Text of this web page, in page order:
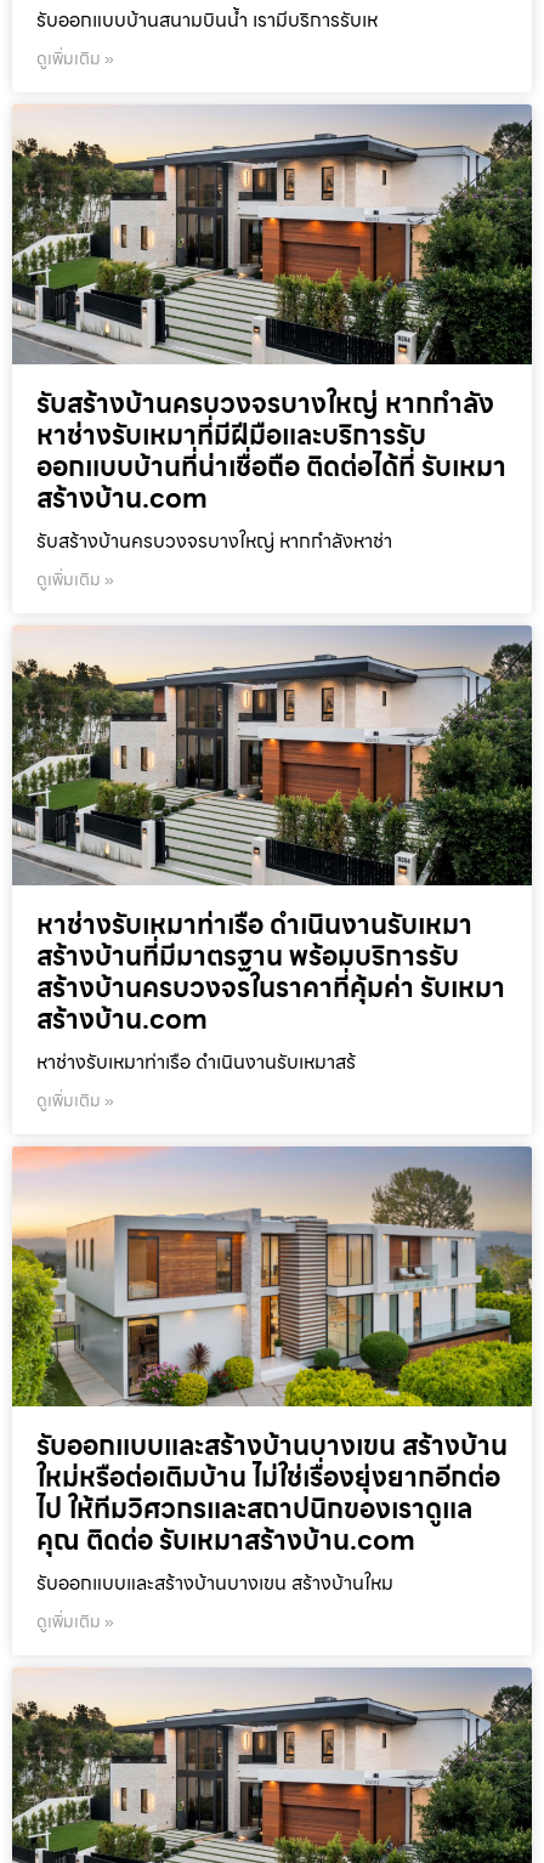
รับออกแบบบ้านสนามบินน้ำ เรามีบริการรับเห
ดูเพิ่มเติม »
รับสร้างบ้านครบวงจรบางใหญ่ หากกำลัง
หาช่างรับเหมาที่มีฝีมือและบริการรับ
ออกแบบบ้านที่น่าเชื่อถือ ติดต่อได้ที่ รับเหมา
สร้างบ้าน.com
รับสร้างบ้านครบวงจรบางใหญ่ หากกำลังหาช่า
ดูเพิ่มเติม »
หาช่างรับเหมาท่าเรือ ดำเนินงานรับเหมา
สร้างบ้านที่มีมาตรฐาน พร้อมบริการรับ
สร้างบ้านครบวงจรในราคาที่คุ้มค่า รับเหมา
สร้างบ้าน.com
หาช่างรับเหมาท่าเรือ ดำเนินงานรับเหมาสร้
ดูเพิ่มเติม »
รับออกแบบและสร้างบ้านบางเขน สร้างบ้าน
ใหม่หรือต่อเติมบ้าน ไม่ใช่เรื่องยุ่งยากอีกต่อ
ไป ให้ทีมวิศวกรและสถาปนิกของเราดูแล
คุณ ติดต่อ รับเหมาสร้างบ้าน.com
รับออกแบบและสร้างบ้านบางเขน สร้างบ้านใหม
ดูเพิ่มเติม »